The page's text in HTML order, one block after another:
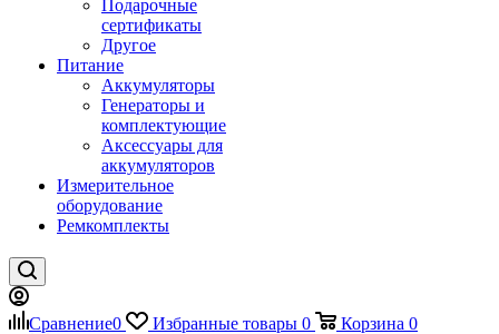
Подарочные
сертификаты
Другое
Питание
Аккумуляторы
Генераторы и
комплектующие
Аксессуары для
аккумуляторов
Измерительное
оборудование
Ремкомплекты
Сравнение0 Избранные товары 0 Корзина 0